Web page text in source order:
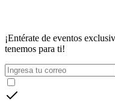
¡Entérate de eventos
tenemos para ti!